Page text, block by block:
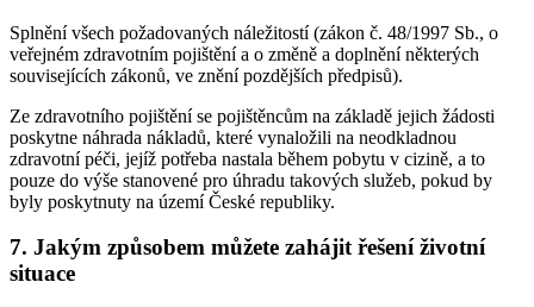
Splnění všech požadovaných náležitostí (zákon č. 48/1997 Sb., o
veřejném zdravotním pojištění a o změně a doplnění některých
souvisejících zákonů, ve znění pozdějších předpisů).
Ze zdravotního pojištění se pojištěncům na základě jejich žádosti
poskytne náhrada nákladů, které vynaložili na neodkladnou
zdravotní péči, jejíž potřeba nastala během pobytu v cizině, a to
pouze do výše stanovené pro úhradu takových služeb, pokud by
byly poskytnuty na území České republiky.
7. Jakým způsobem můžete zahájit řešení životní
situace